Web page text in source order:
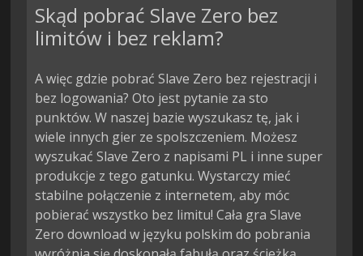
Skąd pobrać Slave Zero bez
limitów i bez reklam?
A więc gdzie pobrać Slave Zero bez rejestracji i
bez logowania? Oto jest pytanie za sto
punktów. W naszej bazie wyszukasz tę, jak i
wiele innych gier ze spolszczeniem. Możesz
wyszukać Slave Zero z napisami PL i inne super
produkcje z tego gatunku. Wystarczy mieć
stabilne połączenie z internetem, aby móc
pobierać wszystko bez limitu! Cała gra Slave
Zero download w języku polskim do pobrania